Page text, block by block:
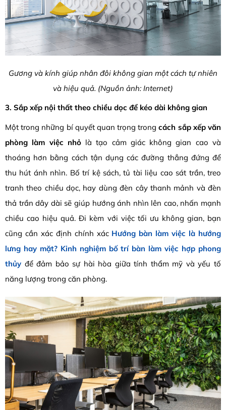
Gương và kính giúp nhân đôi không gian một cách tự nhiên
và hiệu quả. (Nguồn ảnh: Internet)
3. Sắp xếp nội thất theo chiều dọc để kéo dài không gian
Một trong những bí quyết quan trọng trongcách sắp xếp văn
phòng làm việc nhỏlà tạo cảm giác không gian cao và
thoáng hơn bằng cách tận dụng các đường thẳng đứng để
thu hút ánh nhìn. Bố trí kệ sách, tủ tài liệu cao sát trần,treo
tranh theo chiều dọc, hay dùng đèn cây thanh mảnh và đèn
thả trần dây dài sẽ giúp hướng ánh nhìn lên cao,nhấn mạnh
chiều cao hiệu quả. Đi kèm với việc tối ưu không gian,bạn
cũng cần xác định chính xác Hướng bàn làm việc là hướng
lưng hay mặt? Kinh nghiệm bố trí bàn làm việc hợp phong
thủy để đảm bảo sự hài hòa giữa tính thẩm mỹ và yếu tố
năng lượng trong căn phòng.